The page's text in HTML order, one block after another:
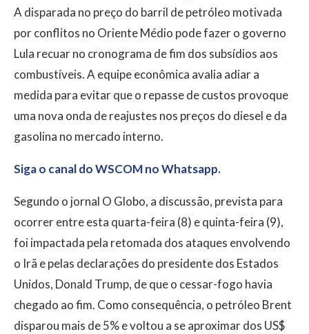
A disparada no preço do barril de petróleo motivada
por conflitos no Oriente Médio pode fazer o governo
Lula recuar no cronograma de fim dos subsídios aos
combustíveis. A equipe econômica avalia adiar a
medida para evitar que o repasse de custos provoque
uma nova onda de reajustes nos preços do diesel e da
gasolina no mercado interno.
Siga o canal do WSCOM no Whatsapp.
Segundo o jornal O Globo, a discussão, prevista para
ocorrer entre esta quarta-feira (8) e quinta-feira (9),
foi impactada pela retomada dos ataques envolvendo
o Irã e pelas declarações do presidente dos Estados
Unidos, Donald Trump, de que o cessar-fogo havia
chegado ao fim. Como consequência, o petróleo Brent
disparou mais de 5% e voltou a se aproximar dos US$